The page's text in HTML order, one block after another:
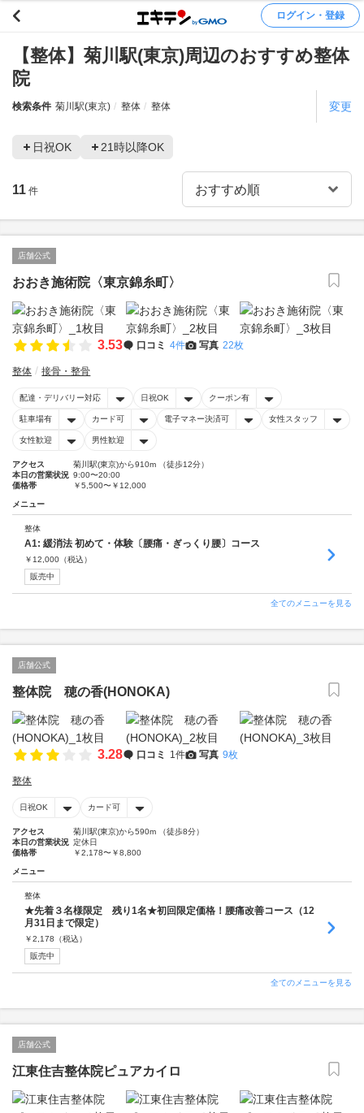
ログイン・登録
【整体】菊川駅(東京)周辺のおすすめ整体
院
検索条件 菊川駅(東京) 整体 整体 変更
日祝OK 21時以降OK
11 件
店舗公式
おおき施術院〈東京錦糸町〉
3.53 口コミ 4件 写真 22枚
整体 接骨・整骨
配達・デリバリー対応 日祝OK クーポン有
駐車場有 カード可 電子マネー決済可 女性スタッフ
女性歓迎 男性歓迎
アクセス
菊川駅(東京)から910m （徒歩12分）
本日の営業状況 9:00〜20:00
価格帯
￥5,500〜￥12,000
メニュー
整体
A1: 緩消法 初めて・体験〔腰痛・ぎっくり腰〕コース
￥ 12,000 （税込）
販売中
全てのメニューを見る
店舗公式
整体院 穂の香(HONOKA)
3.28 口コミ 1件 写真 9枚
整体
日祝OK カード可
アクセス
菊川駅(東京)から590m （徒歩8分）
本日の営業状況 定休日
価格帯
￥2,178〜￥8,800
メニュー
整体
★先着３名様限定 残り1名★初回限定価格！腰痛改善コース（12
月31日まで限定）
￥2,178 （税込）
販売中
全てのメニューを見る
店舗公式
江東住吉整体院ピュアカイロ